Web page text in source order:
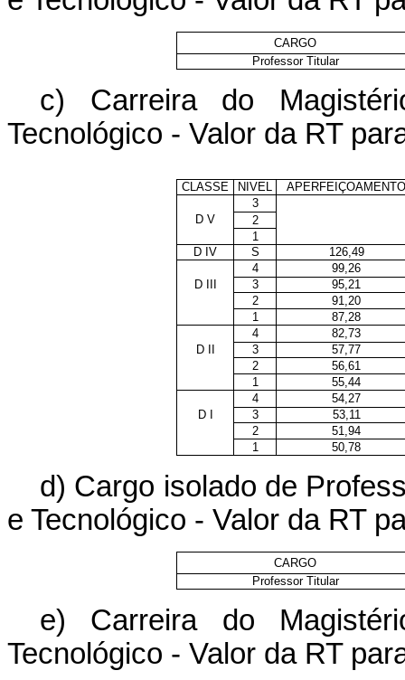
CARGO
Professor Titular
c) Carreira do
Tecnológico - Valor da RT
CLASSE NIVEL
APERFEIÇOAMENTO
3
D V
2
1
D IV
S
126,49
4
99,26
D III
3
95,21
2
91,20
1
87,28
4
82,73
D II
3
57,77
2
56,61
1
55,44
4
54,27
D I
3
53,11
2
51,94
1
50,78
d) Cargo isolado de
e Tecnológico - Valor da RT
CARGO
Professor Titular
e) Carreira do
Tecnológico - Valor da RT